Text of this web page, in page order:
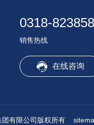
0318-
销售热线
在线咨询
团有限公司版权所有